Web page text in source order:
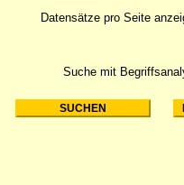
Suche mit
Datensätze pro Seite